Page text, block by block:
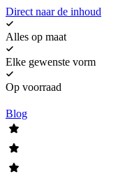
Direct naar de inhoud
Alles op maat
Elke gewenste vorm
Op voorraad
Blog